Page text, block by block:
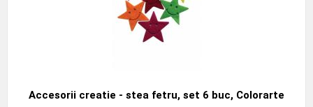
Accesorii creatie - stea fetru, set 6 buc, Colorarte